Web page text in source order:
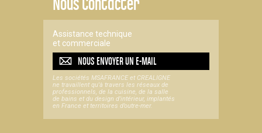
Assistance technique
et commerciale
NOUS ENVOYER UNE-MAIL
Les sociétés MSAFRANCE et CREALIGNE
ne travaillent qu'à travers les réseaux de
professionnels, de la cuisine, de la salle
de bains et du design d'intérieur, implantés
en France et territoires d’outre-mer.